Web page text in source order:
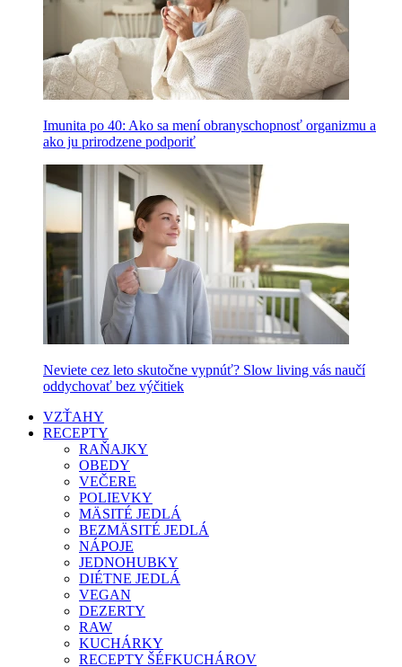
Imunita po 40: Ako sa mení obranyschopnosť organizmu a
ako ju prirodzene podporiť
Neviete cez leto skutočne vypnúť? Slow living vás naučí
oddychovať bez výčitiek
VZŤAHY
RECEPTY
RAŇAJKY
OBEDY
VEČERE
POLIEVKY
MÄSITÉ JEDLÁ
BEZMÄSITÉ JEDLÁ
NÁPOJE
JEDNOHUBKY
DIÉTNE JEDLÁ
VEGAN
DEZERTY
RAW
KUCHÁRKY
RECEPTY ŠÉFKUCHÁROV